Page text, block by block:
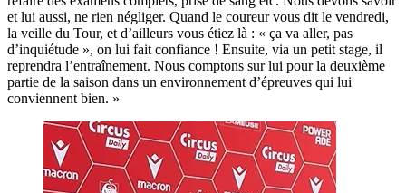
et lui aussi, ne rien négliger. Quand le coureur vous dit le vendredi,
la veille du Tour, et d’ailleurs vous étiez là : « ça va aller, pas
d’inquiétude », on lui fait confiance ! Ensuite, via un petit stage, il
reprendra l’entraînement. Nous comptons sur lui pour la deuxième
partie de la saison dans un environnement d’épreuves qui lui
conviennent bien. »